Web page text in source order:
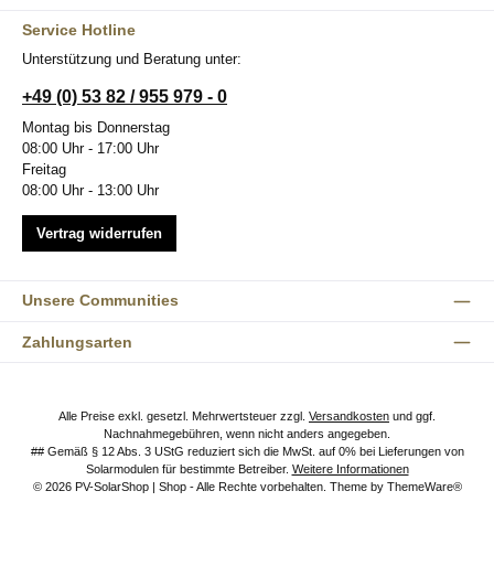
Service Hotline
Unterstützung und Beratung unter:
+49 (0) 53 82 / 955 979 - 0
Montag bis Donnerstag
08:00 Uhr - 17:00 Uhr
Freitag
08:00 Uhr - 13:00 Uhr
Vertrag widerrufen
Unsere Communities
Zahlungsarten
Alle Preise exkl. gesetzl. Mehrwertsteuer zzgl. Versandkosten und ggf.
Nachnahmegebühren, wenn nicht anders angegeben.
## Gemäß § 12 Abs. 3 UStG reduziert sich die MwSt. auf 0% bei Lieferungen von
Solarmodulen für bestimmte Betreiber. Weitere Informationen
© 2026 PV-SolarShop | Shop - Alle Rechte vorbehalten. Theme by ThemeWare®